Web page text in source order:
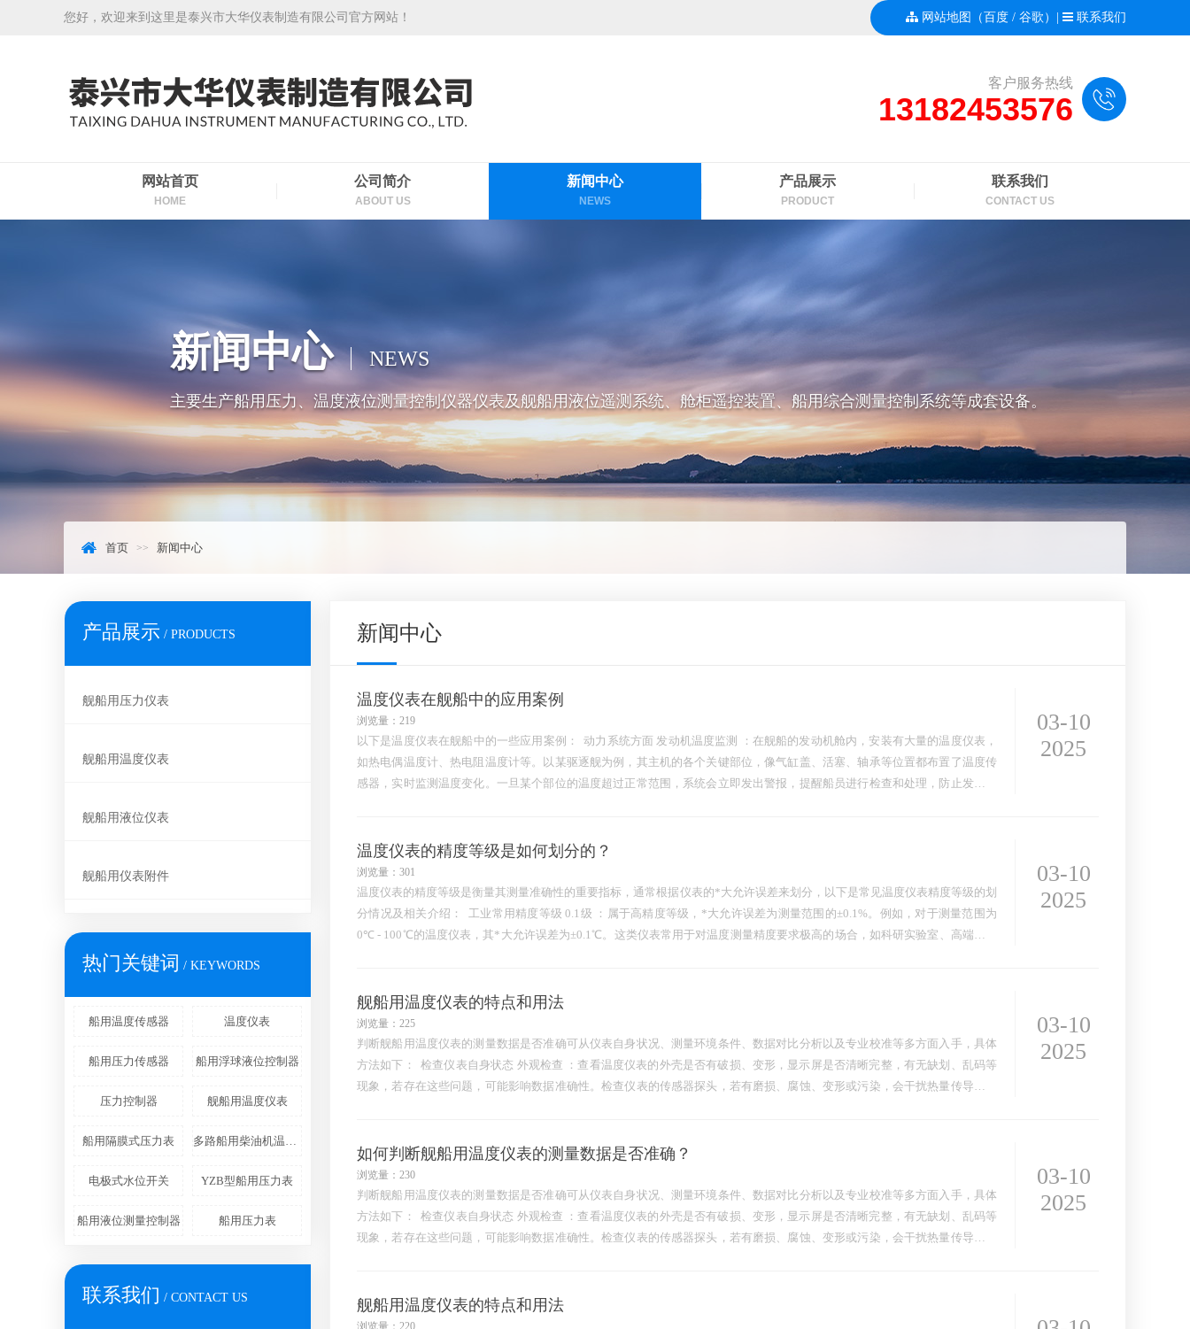
您好，欢迎来到这里是泰兴市大华仪表制造有限公司官方网站！ 网站地图 （百度 / 谷歌 ）| 联系我们
客户服务热线
13182453576
网站首页
HOME
公司简介
ABOUT US
新闻中心
NEWS
产品展示
PRODUCT
联系我们
CONTACT US
新闻中心 NEWS
主要生产船用压力、温度液位测量控制仪器仪表及舰船用液位遥测系统、舱柜遥控装置、船用综合测量控制系统等成套设备。
首页 新闻中心
产品展示 / PRODUCTS
舰船用压力仪表
舰船用温度仪表
舰船用液位仪表
舰船用仪表附件
热门关键词 / KEYWORDS
船用温度传感器 温度仪表
船用压力传感器 船用浮球液位控制器
压力控制器 舰船用温度仪表
船用隔膜式压力表 多路船用柴油机温度报警器
电极式水位开关 YZB型船用压力表
船用液位测量控制器 船用压力表
联系我们 / CONTACT US
新闻中心
温度仪表在舰船中的应用案例
浏览量：219
以下是温度仪表在舰船中的一些应用案例： 动力系统方面 发动机温度监测 ：在舰船的发动机舱内，安装有大量的温度仪表，
如热电偶温度计、热电阻温度计等。以某驱逐舰为例，其主机的各个关键部位，像气缸盖、活塞、轴承等位置都布置了温度传
感器，实时监测温度变化。一旦某个部位的温度超过正常范围，系统会立即发出警报，提醒船员进行检查和处理，防止发动机
03-10
2025
温度仪表的精度等级是如何划分的？
浏览量：301
温度仪表的精度等级是衡量其测量准确性的重要指标，通常根据仪表的*大允许误差来划分，以下是常见温度仪表精度等级的划
分情况及相关介绍： 工业常用精度等级 0.1级 ：属于高精度等级，*大允许误差为测量范围的±0.1%。例如，对于测量范围为
0℃ - 100℃的温度仪表，其*大允许误差为±0.1℃。这类仪表常用于对温度测量精度要求极高的场合，如科研实验室、高端精密
03-10
2025
舰船用温度仪表的特点和用法
浏览量：225
判断舰船用温度仪表的测量数据是否准确可从仪表自身状况、测量环境条件、数据对比分析以及专业校准等多方面入手，具体
方法如下： 检查仪表自身状态 外观检查 ：查看温度仪表的外壳是否有破损、变形，显示屏是否清晰完整，有无缺划、乱码等
现象，若存在这些问题，可能影响数据准确性。检查仪表的传感器探头，若有磨损、腐蚀、变形或污染，会干扰热量传导和测
03-10
2025
如何判断舰船用温度仪表的测量数据是否准确？
浏览量：230
判断舰船用温度仪表的测量数据是否准确可从仪表自身状况、测量环境条件、数据对比分析以及专业校准等多方面入手，具体
方法如下： 检查仪表自身状态 外观检查 ：查看温度仪表的外壳是否有破损、变形，显示屏是否清晰完整，有无缺划、乱码等
现象，若存在这些问题，可能影响数据准确性。检查仪表的传感器探头，若有磨损、腐蚀、变形或污染，会干扰热量传导和测
03-10
2025
舰船用温度仪表的特点和用法
浏览量：220